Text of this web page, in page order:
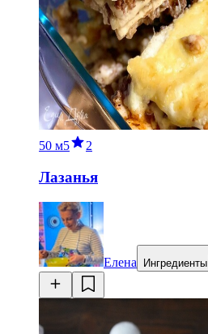
50 м5 2
Лазанья
Елена Ингредиенты